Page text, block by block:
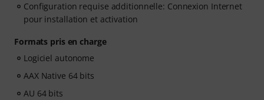
Configuration requise additionnelle: Connexion Internet
pour installation et activation
Formats pris en charge
Logiciel autonome
AAX Native 64 bits
AU 64 bits